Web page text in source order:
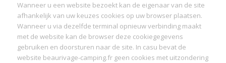
Wanneer u een website bezoekt kan de eigenaar van de site
afhankelijk van uw keuzes cookies op uw browser plaatsen.
Wanneer u via dezelfde terminal opnieuw verbinding maakt
met de website kan de browser deze cookiegegevens
gebruiken en doorsturen naar de site. In casu bevat de
website beaurivage-camping.fr geen cookies met uitzondering